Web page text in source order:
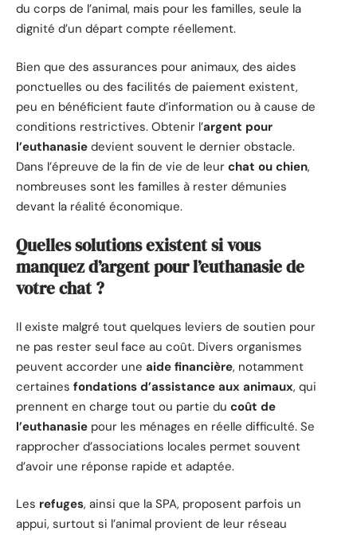
du corps de l’animal, mais pour les familles, seule la
dignité d’un départ compte réellement.
Bien que des assurances pour animaux, des aides
ponctuelles ou des facilités de paiement existent,
peu en bénéficient faute d’information ou à cause de
conditions restrictives. Obtenir l’argent pour
l’euthanasie devient souvent le dernier obstacle.
Dans l’épreuve de la fin de vie de leur chat ou chien,
nombreuses sont les familles à rester démunies
devant la réalité économique.
Quelles solutions existent si vous
manquez d’argent pour l’euthanasie de
votre chat ?
Il existe malgré tout quelques leviers de soutien pour
ne pas rester seul face au coût. Divers organismes
peuvent accorder une aide financière, notamment
certaines fondations d’assistance aux animaux, qui
prennent en charge tout ou partie du coût de
l’euthanasie pour les ménages en réelle difficulté. Se
rapprocher d’associations locales permet souvent
d’avoir une réponse rapide et adaptée.
Les refuges, ainsi que la SPA, proposent parfois un
appui, surtout si l’animal provient de leur réseau